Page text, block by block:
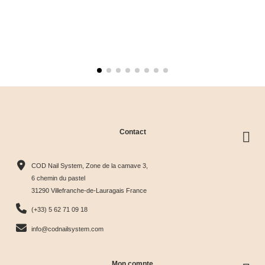
Contact
COD Nail System, Zone de la camave 3,
6 chemin du pastel
31290 Villefranche-de-Lauragais France
(+33) 5 62 71 09 18
info@codnailsystem.com